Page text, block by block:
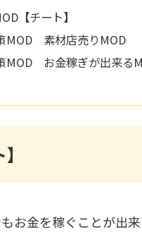
【チート】
MOD 素材店売りMOD
MOD お金稼ぎが出来る
お金を稼ぐことが出来